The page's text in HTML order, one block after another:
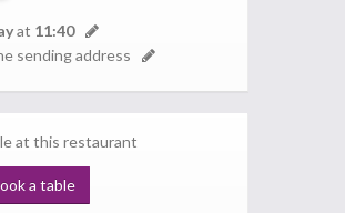
at 11:40
sending address
at this restaurant
a table